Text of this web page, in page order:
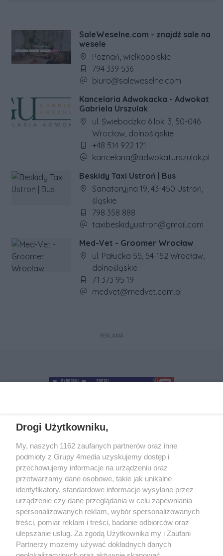
SaleWeselne.com - znajdź sale na
wesele
Adres firmy:
Poznań, wielkopolskie
Numer telefonu firmy:
794 339 536
Adres e-mail firmy:
biuro@saleweselne.com
Kancelaria Adwokacka - Adwokat
Gabriela Urszulak
Adres firmy:
ul. Świebodzka 6 lok. 3, 50-046
Wrocław, dolnośląskie
Numer telefonu firmy:
+48 514 922 121
Adres e-mail firmy:
kancelaria@adwokaturszulak.pl
Beskidy Taxi Ustroń | Bus
Adres firmy:
Sanatoryjna 19, 43-450 Ustroń,
śląskie
Numer telefonu firmy:
798 358 888
Adres e-mail firmy:
taxibeskidyustron@gmail.com
Med-Vet - Groomer Wrocław
Adres firmy:
ul. Pałucka 55, 54-152 Wrocław,
dolnośląskie
Numer telefonu firmy:
71 373 95 19
Adres e-mail firmy:
medvet@medvet.com.pl
REKLAMA
+48 52 5812666
O nas Reklama Regulamin
Kontakt
Wydarzenia
Ogłoszenia Katalog firm
Zapisz się do newslettera
Dołącz do grona ludzi najlepiej poinformowanych!
Drogi Użytkowniku,
My, naszych 1162 zaufanych partnerów oraz inne
podmioty z Grupy 4media uzyskujemy dostęp i
przechowujemy informacje na urządzeniu oraz
przetwarzamy dane osobowe, takie jak unikalne
identyfikatory, standardowe informacje wysyłane przez
urządzenie czy dane przeglądania w celu zapewniania
spersonalizowanych reklam, wybór spersonalizowanych
treści, pomiar reklam i treści, badanie odbiorców oraz
ulepszanie usług. Za zgodą Użytkownika my i Zaufani
Partnerzy możemy używać dokładnych danych